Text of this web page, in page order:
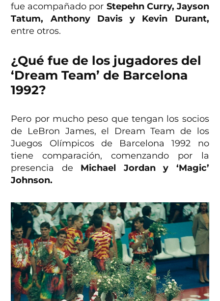
fue acompañado por Stepehn Curry, Jayson
Tatum, Anthony Davis y Kevin Durant,
entre otros.
¿Qué fue de los jugadores del
‘Dream Team’ de Barcelona
1992?
Pero por mucho peso que tengan los socios
de LeBron James, el Dream Team de los
Juegos Olímpicos de Barcelona 1992 no
tiene comparación, comenzando por la
presencia de Michael Jordan y ‘Magic’
Johnson.